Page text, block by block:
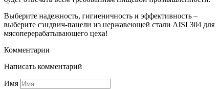
Выберите надежность, гигиеничность и эффективность –
выберите сэндвич-панели из нержавеющей стали AISI 304 для
мясоперерабатывающего цеха!
Комментарии
Написать комментарий
Имя